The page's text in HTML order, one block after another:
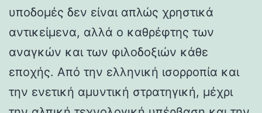
υποδομές δεν είναι απλώς χρηστικά
αντικείμενα, αλλά ο καθρέφτης των
αναγκών και των φιλοδοξιών κάθε
εποχής. Από την ελληνική ισορροπία και
την ενετική αμυντική στρατηγική, μέχρι